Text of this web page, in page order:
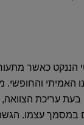
הננקט כאשר
והחופשי.
עריכת הצוואה,
במסמך עצמו.